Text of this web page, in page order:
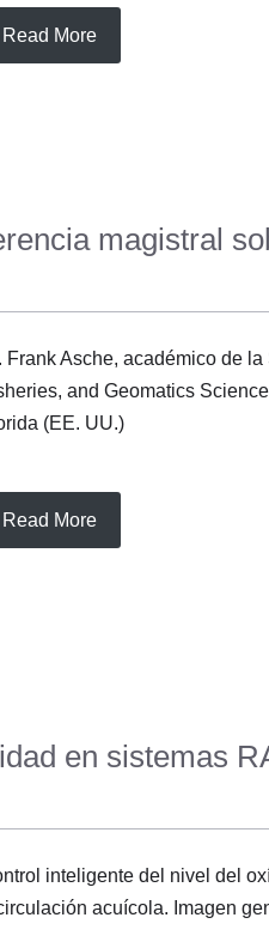
Read More
magistral
Frank Asche, académico de
and Geomatics
(EE. UU.)
Read More
en sistemas
inteligente del nivel del
acuícola. Imagen